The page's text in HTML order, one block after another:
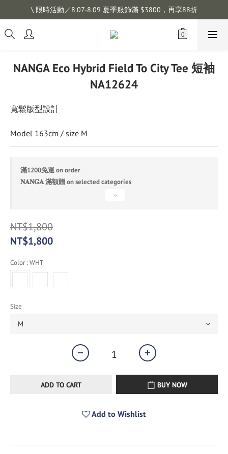
註冊會員拿購物金 $100，滿$1200免運
\ 限時活動／8.07-8.09 夏季服飾滿 $3800，再享88折
註冊會員拿購物金 $100，滿$1200免運
NANGA Eco Hybrid Field To City Tee 短袖
NA12624
寬鬆版型設計
Model 163cm / size M
滿1200免運 on order
𝐍𝐀𝐍𝐆𝐀 滿額贈 on selected categories
NT$1,800
NT$1,800
Color : WHT
Size
ADD TO CART BUY NOW
Add to Wishlist